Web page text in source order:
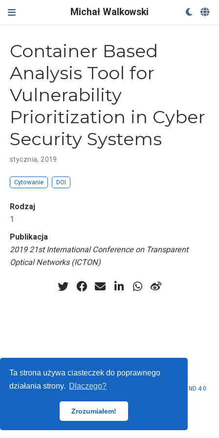
Ta strona używa ciasteczek do poprawnego
działania strony. Dlaczego?
Zrozumiałem!
Michał Walkowski
Container Based
Analysis Tool for
Vulnerability
Prioritization in Cyber
Security Systems
stycznia, 2019
Cytowanie DOI
Rodzaj
1
Publikacja
2019 21st International Conference on Transparent
Optical Networks (ICTON)
© 2026 Michał Walkowski. This work is licensed under CC BY NC ND 4.0